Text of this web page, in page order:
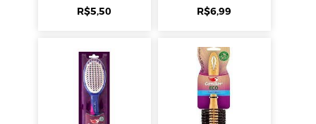
R$5,50 R$6,99